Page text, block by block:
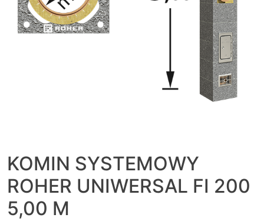
KOMIN SYSTEMOWY
ROHER UNIWERSAL FI 200
5,00 M